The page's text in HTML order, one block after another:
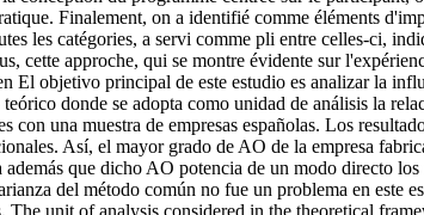
Finalement, on a identifié comme éléments
les catégories, a servi comme pli entre celles-ci,
cette approche, qui se montre évidente sur
El objetivo principal de este estudio es analizar la
donde se adopta como unidad de análisis la
con una muestra de empresas españolas. Los
Así, el mayor grado de AO de la empresa
que dicho AO potencia de un modo directo los
del método común no fue un problema en este
unit of analysis considered in the theoretical